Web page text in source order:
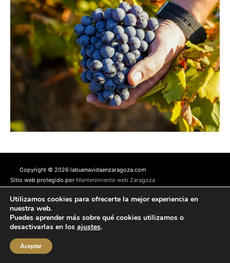
Copyright © 2026 labuenavidaenzaragoza.com
Sitio web protegido por Mantenimiento web Zaragoza
Aviso Legal Política de privacidad
Política de cookies
Utilizamos cookies para ofrecerte la mejor experiencia en
nuestra web.
Puedes aprender más sobre qué cookies utilizamos o
desactivarlas en los ajustes.
Aceptar